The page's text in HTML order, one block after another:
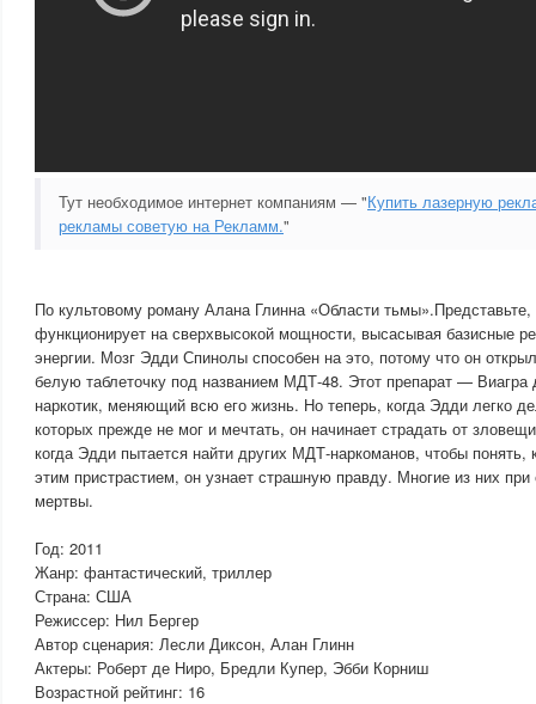
Тут необходимое интернет компаниям — "Купить лазерную
рекламы советую на Рекламм."
По культовому роману Алана Глинна «Области
функционирует на сверхвысокой мощности, высасывая базисные
энергии. Мозг Эдди Спинолы способен на это, потому что он
белую таблеточку под названием МДТ-48. Этот препарат — Виагра
наркотик, меняющий всю его жизнь. Но теперь, когда Эдди легко
которых прежде не мог и мечтать, он начинает страдать от
когда Эдди пытается найти других МДТ-наркоманов, чтобы понять,
этим пристрастием, он узнает страшную правду. Многие из них
мертвы.
Год: 2011
Жанр: фантастический, триллер
Страна: США
Режиссер: Нил Бергер
Автор сценария: Лесли Диксон, Алан Глинн
Актеры: Роберт де Ниро, Бредли Купер, Эбби Корниш
Возрастной рейтинг: 16